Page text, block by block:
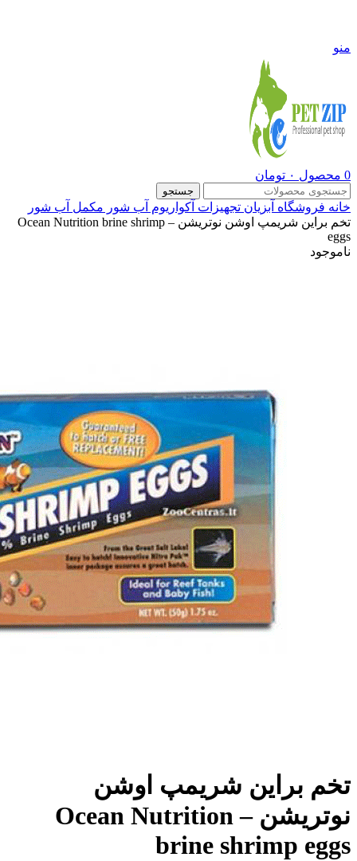
منو
0 محصول ۰ تومان
جستجو
خانه فروشگاه آبزیان تجهیزات آکواریوم آب شور مکمل آب شور
تخم براین شریمپ اوشن نوتریشن – Ocean Nutrition brine shrimp
eggs
ناموجود
تخم براین شریمپ اوشن
نوتریشن – Ocean Nutrition
brine shrimp eggs